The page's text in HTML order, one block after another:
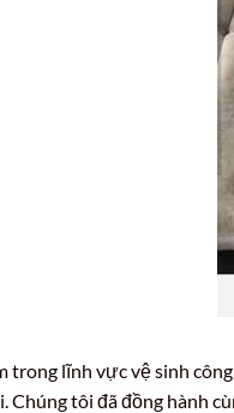
lĩnh vực vệ sinh
Chúng tôi đã đồng hành